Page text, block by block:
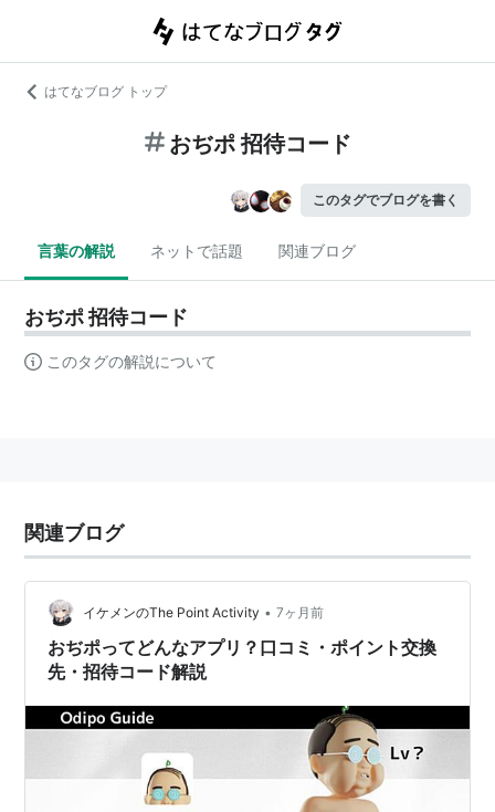
はてなブログ トップ
おぢポ 招待コード
このタグでブログを書く
言葉の解説 ネットで話題 関連ブログ
おぢポ 招待コード
このタグの解説について
関連ブログ
イケメンのThe Point Activity • 7ヶ月前
おぢポってどんなアプリ？口コミ・ポイント交換
先・招待コード解説